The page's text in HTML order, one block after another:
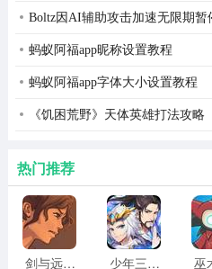
Boltz因AI辅助攻击加速无限期暂
蚂蚁阿福app昵称设置教程
蚂蚁阿福app字体大小设置教程
《饥困荒野》天体英雄打法攻略
热门推荐
剑与远行人全角色版 vv1.14 少年三国志2无限元宝版最新版 vv5.3.9